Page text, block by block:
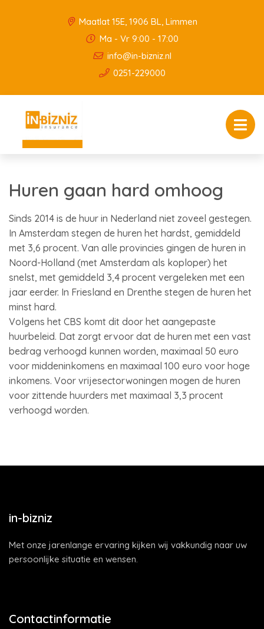
Maatlat 15E, 1906 BL, Limmen
Ma - Vr 9:00 - 17:00
info@in-bizniz.nl
0251-229000
Huren gaan hard omhoog
Sinds 2014 is de huur in Nederland niet zoveel gestegen.
In Amsterdam stegen de huren het hardst, gemiddeld
met 3,6 procent. Van alle provincies gingen de huren in
Noord-Holland (met Amsterdam als koploper) het
snelst, met gemiddeld 3,4 procent vergeleken met een
jaar eerder. In Friesland en Drenthe stegen de huren het
minst hard.
Volgens het CBS komt dit door het aangepaste
huurbeleid. Dat zorgt ervoor dat de huren met een vast
bedrag verhoogd kunnen worden, maximaal 50 euro
voor middeninkomens en maximaal 100 euro voor hoge
inkomens. Voor vrijesectorwoningen mogen de huren
voor zittende huurders met maximaal 3,3 procent
verhoogd worden.
in-bizniz
Met onze jarenlange ervaring kijken wij vakkundig naar uw
persoonlijke situatie en wensen.
Contactinformatie